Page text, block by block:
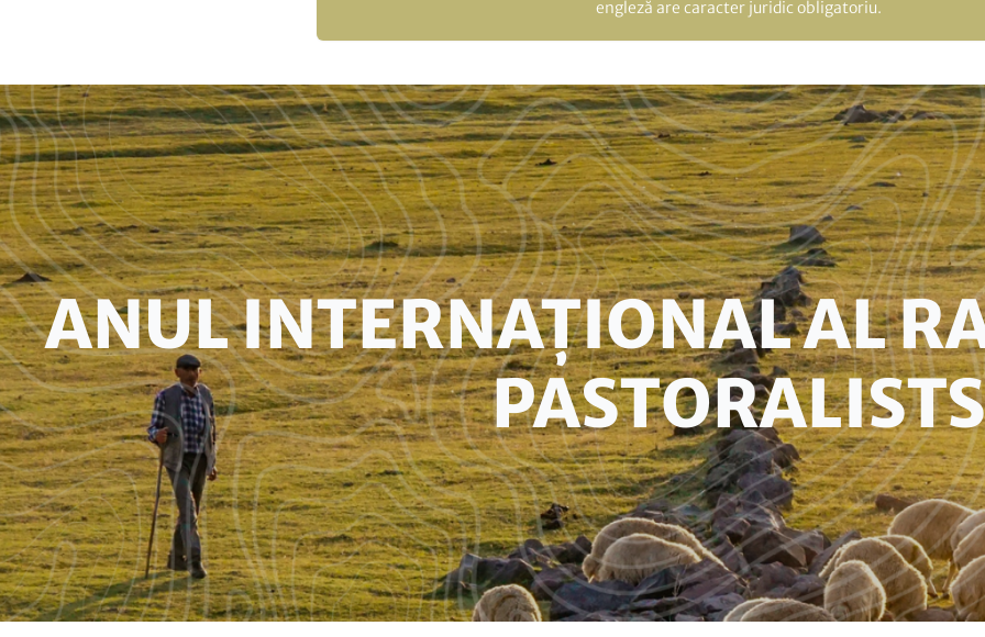
engleză are caracter juridic obligatoriu.
Paragraphs
HEADLINE
(OPTIONAL)
ANUL INTERNAȚIONAL AL
PASTORALISTS